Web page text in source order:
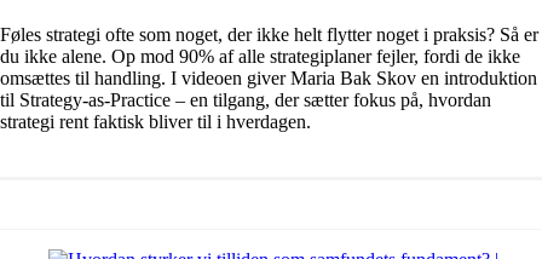
Føles strategi ofte som noget, der ikke helt flytter noget i praksis? Så er
du ikke alene. Op mod 90% af alle strategiplaner fejler, fordi de ikke
omsættes til handling. I videoen giver Maria Bak Skov en introduktion
til Strategy-as-Practice – en tilgang, der sætter fokus på, hvordan
strategi rent faktisk bliver til i hverdagen.